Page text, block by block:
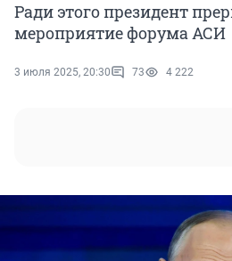
Ради этого президент
мероприятие форума АСИ
3 июля 2025, 20:30 73 4 222